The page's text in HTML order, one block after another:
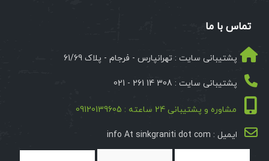
تماس با ما
پشتیبانی سایت : تهرانپارس - فرجام - پلاک 61/69
پشتیبانی سایت : 308 14 261 - 021
مشاوره و پشتیبانی 24 ساعته : 09120139605
ایمیل : info At sinkgraniti dot com